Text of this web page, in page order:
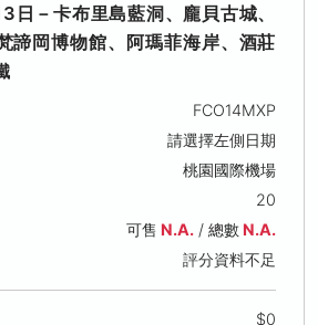
日－卡布里島藍洞、龐貝古城、
諦岡博物館、阿瑪菲海岸、酒莊
FCO14MXP
請選擇左側日期
桃園國際機場
20
可售 N.A./ 總數N.A.
評分資料不足
$0